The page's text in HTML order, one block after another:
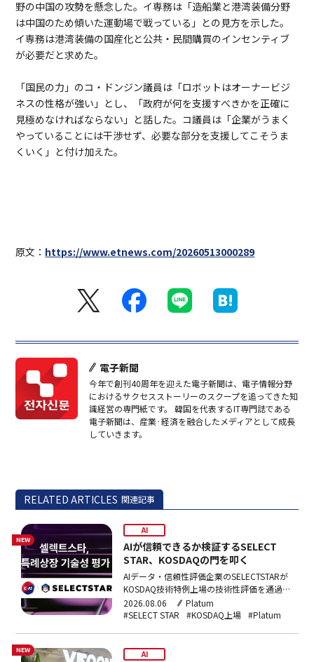
野の中国の攻勢を懸念した。イ専務は「造船業と港湾装備分野
は中国のため傾いた運動場で戦っている」との見方を示した。
イ専務は港湾装備の国産化と公共・民間購買のインセンティブ
が必要だと求めた。
「国民の力」のコ・ドンジン議員は「ロボットはオーナービジ
ネスの性格が強い」とし、「政府が何を支援すべきかを正確に
見極めなければならない」と話した。コ議員は「企業がうまく
やっていることには干渉せず、必要な部分を支援してこそうま
くいく」と付け加えた。
原文： https://www.etnews.com/20260513000289
電子新聞
今年で創刊40周年を迎えた電子新聞は、電子情報分野
におけるサクセスストーリーのスクープを追ってきた知
識経営の専門紙です。 韓国を代表するIT専門誌である
電子新聞は、産業·経済を融合したメディアとして成長
していきます。
RELATED ARTICLES 関連記事
NEW
AI
AIが信頼できるか検証するSELECT
STAR、KOSDAQの門を叩く
AIデータ・信頼性評価企業のSELECTSTARが
KOSDAQ技術特例上場の技術性評価を通過し
た。AI信頼性評価を核心事業とする韓国内企
業として初の突破で、年内に上場予備審査を
2026.08.06
Platum
#SELECT STAR
#KOSDAQ上場 #Platum
NEW AI